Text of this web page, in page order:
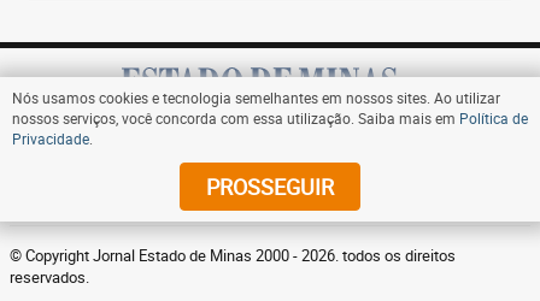
Assine
© Copyright Jornal Estado de Minas 2000 - 2026. todos os direitos
reservados.
Nós usamos cookies e tecnologia semelhantes em nossos sites. Ao utilizar
nossos serviços, você concorda com essa utilização. Saiba mais em Política de
Privacidade
PROSSEGUIR